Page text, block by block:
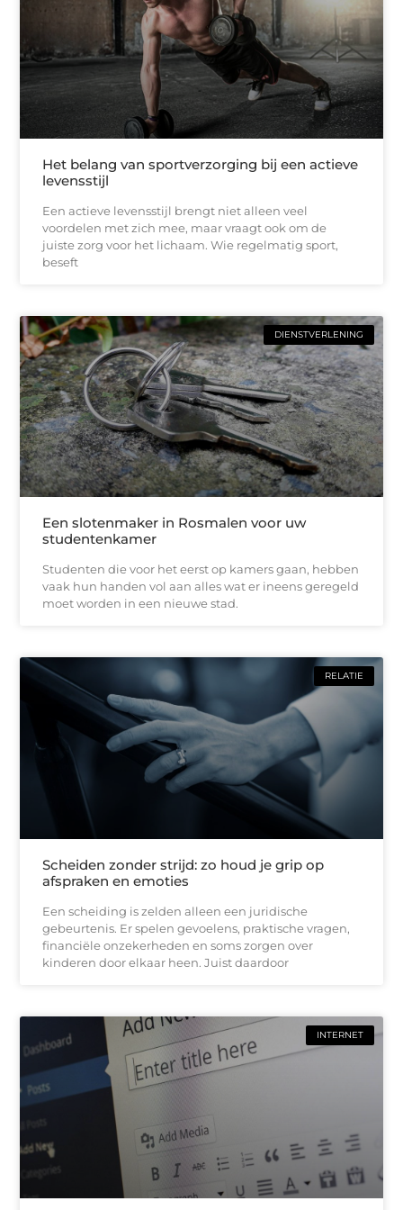
Het belang van sportverzorging bij een actieve
levensstijl
Een actieve levensstijl brengt niet alleen veel
voordelen met zich mee, maar vraagt ook om de
juiste zorg voor het lichaam. Wie regelmatig sport,
beseft
DIENSTVERLENING
Een slotenmaker in Rosmalen voor uw
studentenkamer
Studenten die voor het eerst op kamers gaan, hebben
vaak hun handen vol aan alles wat er ineens geregeld
moet worden in een nieuwe stad.
RELATIE
Scheiden zonder strijd: zo houd je grip op
afspraken en emoties
Een scheiding is zelden alleen een juridische
gebeurtenis. Er spelen gevoelens, praktische vragen,
financiële onzekerheden en soms zorgen over
kinderen door elkaar heen. Juist daardoor
INTERNET